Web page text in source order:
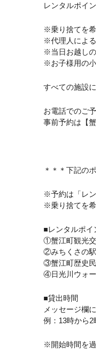
レンタルポイ
※乗り捨てを
※代理人によ
※当日お越し
※お子様用の小
すべての施設
お電話でのご
事前予約は【
＊＊＊下記の
※予約は「レ
※乗り捨てを
■レンタルポイ
①蟹江町観光交
②みちくさの駅
③蟹江町歴史
④日光川ウォ
■貸出時間
メッセージ欄
例：13時から2
※開始時間を